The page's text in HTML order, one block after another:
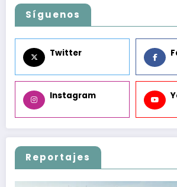
Síguenos
Twitter
Instagram
Reportajes